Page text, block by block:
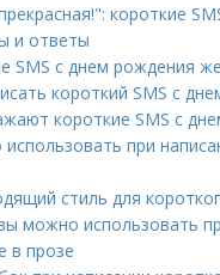
короткие
и ответы
SMS с днем рождения
короткий SMS с
короткие SMS с
при
стиль для
можно использовать
в прозе